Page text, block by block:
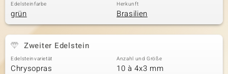
Edelsteinfarbe
grün
Herkunft
Brasilien
Zweiter Edelstein
Edelsteinvarietät
Chrysopras
Anzahl und Größe
10 à 4x3 mm